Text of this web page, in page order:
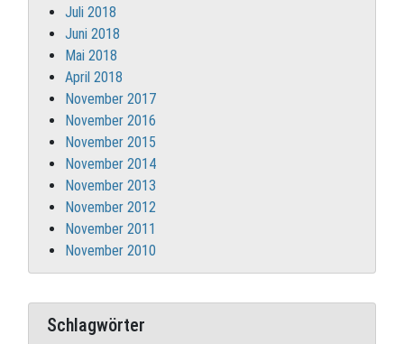
Juli 2018
Juni 2018
Mai 2018
April 2018
November 2017
November 2016
November 2015
November 2014
November 2013
November 2012
November 2011
November 2010
Schlagwörter